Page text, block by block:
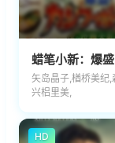
蜡笔小新：爆
矢岛晶子,楢桥美纪,
兴梠里美,
HD